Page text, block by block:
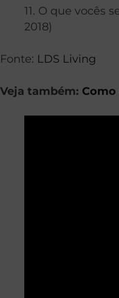
11. O que vocês
2018)
Fonte: LDS Living
Veja também: Como